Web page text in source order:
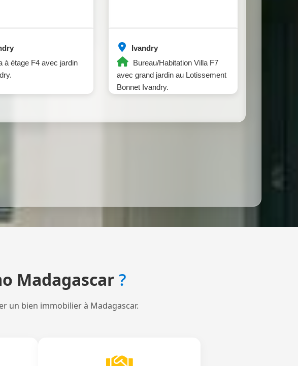
à étage F4 avec jardin
Ivandry
Bureau/Habitation Villa F7
avec grand jardin au Lotissement
Bonnet Ivandry.
Madagascar ?
un bien immobilier à Madagascar.